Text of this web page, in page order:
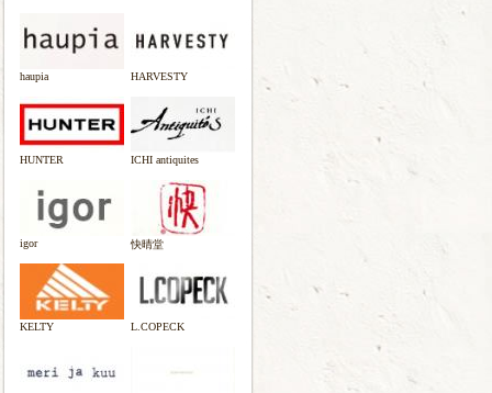
haupia HARVESTY
HUNTER ICHI antiquites
igor 快晴堂
KELTY L.COPECK